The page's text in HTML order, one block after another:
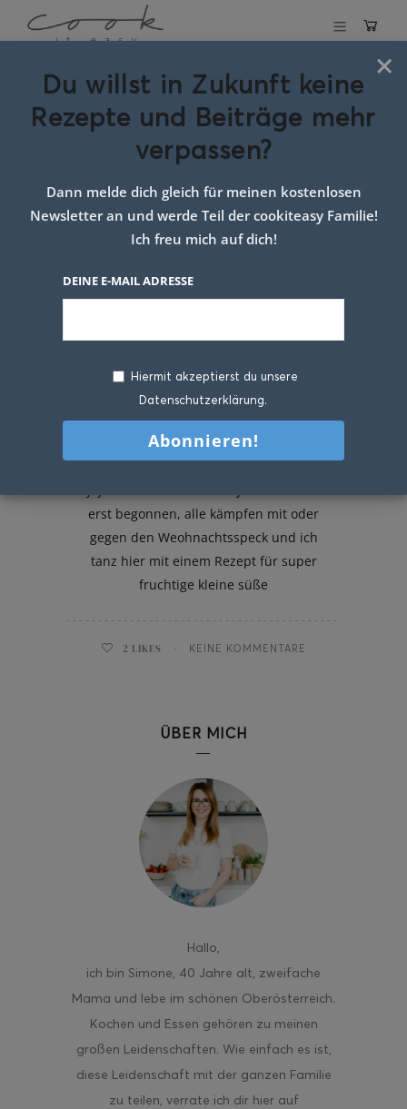
Schlagwort:
Quark Bällchen
Schneebälle mit Topfen und
Ananas
erst begonnen, alle kämpfen mit oder
gegen den Weohnachtsspeck und ich
tanz hier mit einem Rezept für super
fruchtige kleine süße
2 LIKES KEINE KOMMENTARE
ÜBER MICH
Hallo,
ich bin Simone, 40 Jahre alt, zweifache
Mama und lebe im schönen Oberösterreich.
Kochen und Essen gehören zu meinen
großen Leidenschaften. Wie einfach es ist,
diese Leidenschaft mit der ganzen Familie
zu teilen, verrate ich dir hier auf
×
Du willst in Zukunft keine
Rezepte und Beiträge mehr
verpassen?
Dann melde dich gleich für meinen kostenlosen
Newsletter an und werde Teil der cookiteasy Familie!
Ich freu mich auf dich!
DEINE E-MAIL ADRESSE
Hiermit akzeptierst du unsere
Datenschutzerklärung.